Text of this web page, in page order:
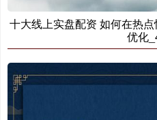
十大线上实盘配资 如何在热
优化